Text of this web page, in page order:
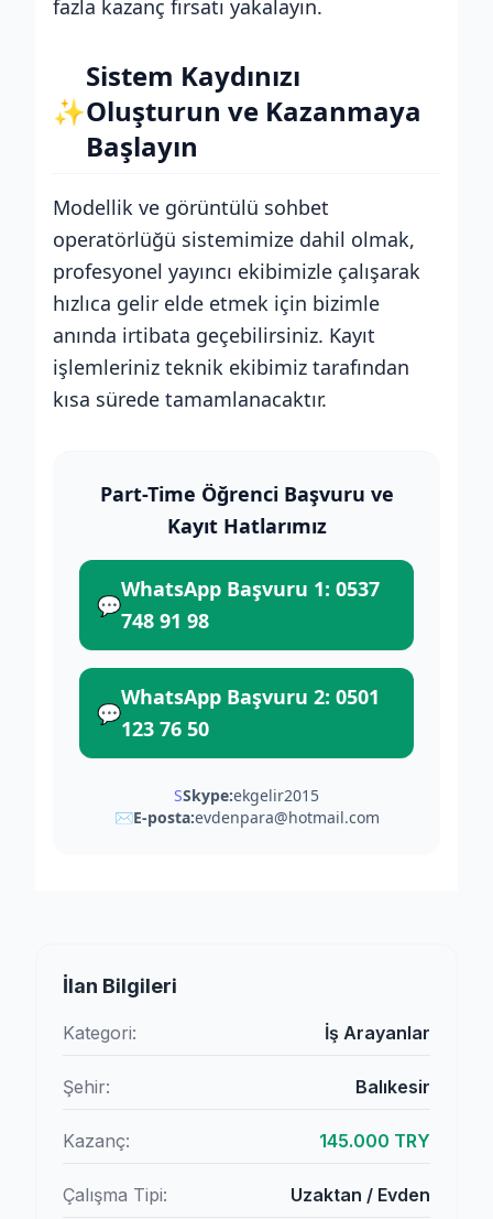
fazla kazanç fırsatı yakalayın.
✨
Sistem Kaydınızı
Oluşturun ve Kazanmaya
Başlayın
Modellik ve görüntülü sohbet
operatörlüğü sistemimize dahil olmak,
profesyonel yayıncı ekibimizle çalışarak
hızlıca gelir elde etmek için bizimle
anında irtibata geçebilirsiniz. Kayıt
işlemleriniz teknik ekibimiz tarafından
kısa sürede tamamlanacaktır.
Part-Time Öğrenci Başvuru ve
Kayıt Hatlarımız
💬
WhatsApp Başvuru 1: 0537
748 91 98
💬
WhatsApp Başvuru 2: 0501
123 76 50
SSkype:ekgelir2015
✉E-posta:evdenpara@hotmail.com
İlan Bilgileri
Kategori: İş Arayanlar
Şehir: Balıkesir
Kazanç: 145.000 TRY
Çalışma Tipi: Uzaktan / Evden